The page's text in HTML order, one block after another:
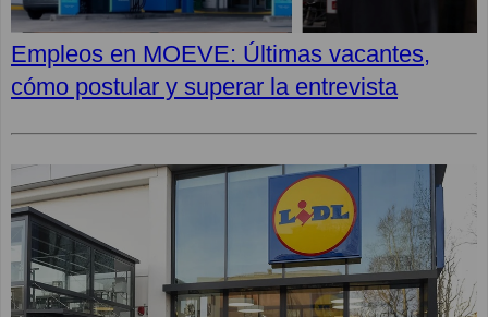
Empleos en MOEVE: Últimas vacantes,
cómo postular y superar la entrevista